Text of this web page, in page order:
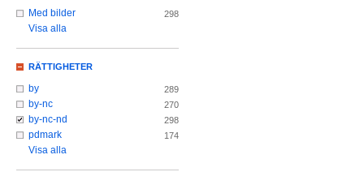
Med bilder 298
Visa alla
RÄTTIGHETER
by 289
by-nc 270
by-nc-nd 298
pdmark 174
Visa alla